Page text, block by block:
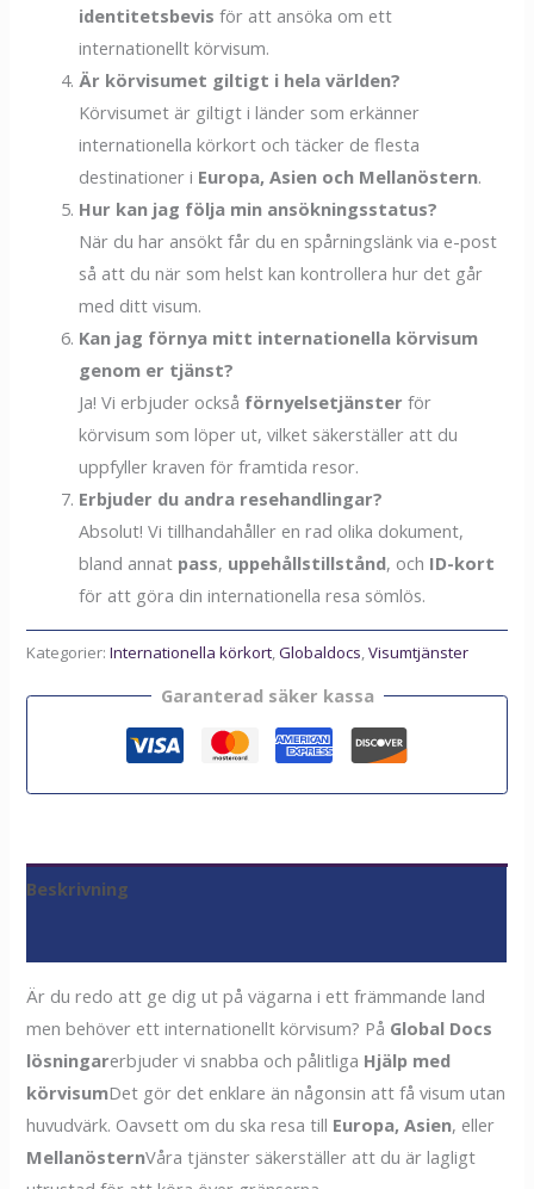
identitetsbevis för att ansöka om ett
internationellt körvisum.
Är körvisumet giltigt i hela världen?
Körvisumet är giltigt i länder som erkänner
internationella körkort och täcker de flesta
destinationer i Europa, Asien och Mellanöstern.
Hur kan jag följa min ansökningsstatus?
När du har ansökt får du en spårningslänk via e-post
så att du när som helst kan kontrollera hur det går
med ditt visum.
Kan jag förnya mitt internationella körvisum
genom er tjänst?
Ja! Vi erbjuder också förnyelsetjänster för
körvisum som löper ut, vilket säkerställer att du
uppfyller kraven för framtida resor.
Erbjuder du andra resehandlingar?
Absolut! Vi tillhandahåller en rad olika dokument,
bland annat pass, uppehållstillstånd, och ID-kort
för att göra din internationella resa sömlös.
Kategorier:Internationella körkort,Globaldocs,Visumtjänster
Garanterad säker kassa
Beskrivning
Är du redo att ge dig ut på vägarna i ett främmande land
men behöver ett internationellt körvisum? På Global Docs
lösningarerbjuder vi snabba och pålitliga Hjälp med
körvisumDet gör det enklare än någonsin att få visum utan
huvudvärk. Oavsett om du ska resa till Europa, Asien, eller
MellanösternVåra tjänster säkerställer att du är lagligt